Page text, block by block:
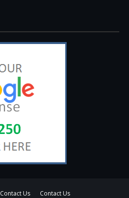
Contact Us Contact Us